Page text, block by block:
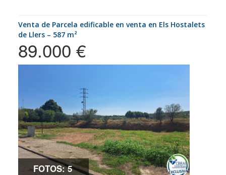
Venta de Parcela edificable en venta en Els Hostalets
de Llers – 587 m²
89.000 €
FOTOS: 5